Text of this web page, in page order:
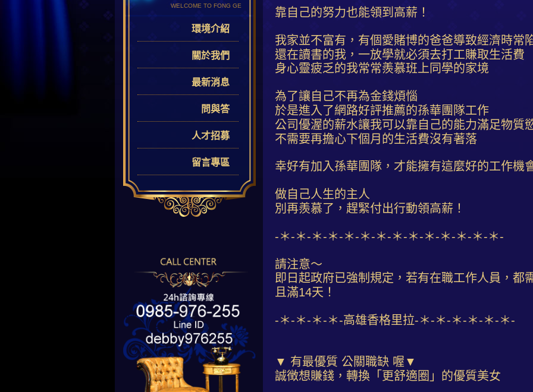
WELCOME TO FONG GE
環境介紹
關於我們
最新消息
問與答
人才招募
留言專區
靠自己的努力也能領到高薪！
我家並不富有，有個愛賭博的爸爸導致經濟時常
還在讀書的我，一放學就必須去打工賺取生活費
身心靈疲乏的我常常羨慕班上同學的家境
為了讓自己不再為金錢煩惱
於是進入了網路好評推薦的孫華團隊工作
公司優渥的薪水讓我可以靠自己的能力滿足物質
不需要再擔心下個月的生活費沒有著落
幸好有加入孫華團隊，才能擁有這麼好的工作機
做自己人生的主人
別再羨慕了，趕緊付出行動領高薪！
-＊-＊-＊-＊-＊-＊-＊-＊-＊-＊-＊-＊-＊-＊-
請注意～
即日起政府已強制規定，若有在職工作人員，都
且滿14天！
-＊-＊-＊-＊-高雄香格里拉-＊-＊-＊-＊-＊-＊-
▼ 有最優質 公關職缺 喔▼
誠徴想賺錢，轉換「更舒適圈」的優質美女